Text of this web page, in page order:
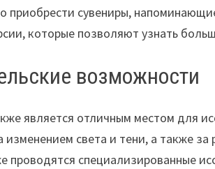
приобрести сувениры,
которые позволяют узнать
возможности
является отличным местом для
света и тени, а также
проводятся специализированные